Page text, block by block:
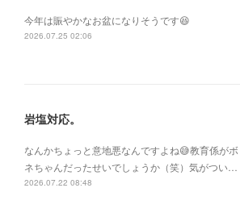
今年は賑やかなお盆になりそうです😆
2026.07.25 02:06
岩塩対応。
なんかちょっと意地悪なんですよね😅教育係がボ
ネちゃんだったせいでしょうか（笑）気がつい…
2026.07.22 08:48